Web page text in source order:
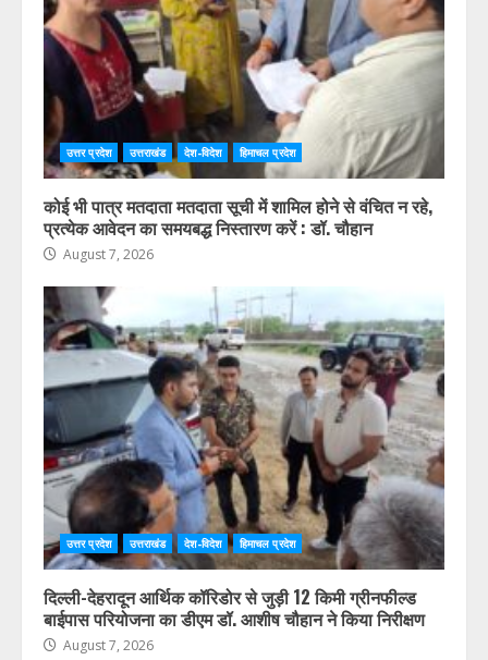
उत्तर प्रदेश उत्तराखंड देश-विदेश हिमाचल प्रदेश
कोई भी पात्र मतदाता मतदाता सूची में शामिल होने से वंचित न रहे,
प्रत्येक आवेदन का समयबद्ध निस्तारण करें : डॉ. चौहान
August 7, 2026
उत्तर प्रदेश उत्तराखंड देश-विदेश हिमाचल प्रदेश
दिल्ली-देहरादून आर्थिक कॉरिडोर से जुड़ी 12 किमी ग्रीनफील्ड
बाईपास परियोजना का डीएम डॉ. आशीष चौहान ने किया निरीक्षण
August 7, 2026